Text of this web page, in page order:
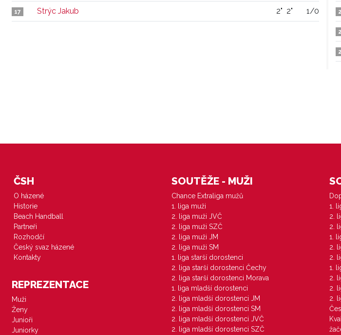
17 Strýc Jakub 2" 2" 1/0
ČSH
O házené
Historie
Beach Handball
Partneři
Rozhodčí
Český svaz házené
Kontakty
REPREZENTACE
Muži
Ženy
Junioři
Juniorky
SOUTĚŽE - MUŽI
Chance Extraliga mužů
1. liga muži
2. liga muži JVČ
2. liga muži SZČ
2. liga muži JM
2. liga muži SM
1. liga starší dorostenci
2. liga starší dorostenci Čechy
2. liga starší dorostenci Morava
1. liga mladší dorostenci
2. liga mladší dorostenci JM
2. liga mladší dorostenci SM
2. liga mladší dorostenci JVČ
2. liga mladší dorostenci SZČ
1.
2.
2.
1.
2.
2.
1.
2.
2.
2.